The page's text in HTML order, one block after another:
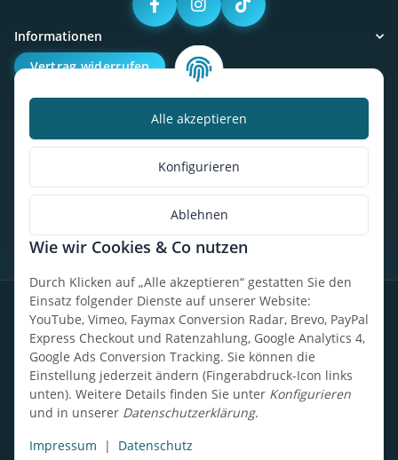
Alle akzeptieren
Konfigurieren
Ablehnen
Wie wir Cookies & Co nutzen
Durch Klicken auf „Alle akzeptieren“ gestatten Sie den
Einsatz folgender Dienste auf unserer Website:
YouTube, Vimeo, Faymax Conversion Radar, Brevo, PayPal
Express Checkout und Ratenzahlung, Google Analytics 4,
Google Ads Conversion Tracking. Sie können die
Einstellung jederzeit ändern (Fingerabdruck-Icon links
unten). Weitere Details finden Sie unter Konfigurieren
und in unserer Datenschutzerklärung.
Impressum
| Datenschutz
Informationen
Vertrag widerrufen
Kalorienbedarfsrechner
So findest du uns
* Alle Preise inkl. gesetzlicher USt., zzgl.Versand
DatenschutzWiderrufsrecht AGBImpressumSitemap
Design, Entwicklung & technische Betreuung: UpCode.ONE Sp.
z o.o.